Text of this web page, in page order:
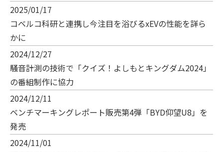
2025/01/17
コベルコ科研と連携し今注目を浴びるxEVの性能を詳ら
かに
2024/12/27
騒音計測の技術で「クイズ！よしもとキングダム2024」
の番組制作に協力
2024/12/11
ベンチマーキングレポート販売第4弾「BYD仰望U8」を
発売
2024/11/01